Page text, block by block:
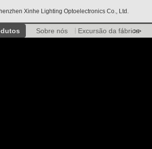
Xinhe Lighting Optoelectronics Co., Ltd.
Sobre nós Excursão da fábrica
>>